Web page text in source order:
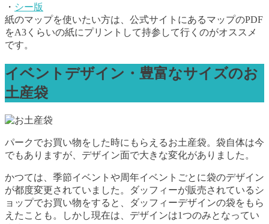
・ シー版
紙のマップを使いたい方は、公式サイトにあるマップのPDF
をA3くらいの紙にプリントして持参して行くのがオススメ
です。
イベントデザイン・豊富なサイズのお
土産袋
パークでお買い物をした時にもらえるお土産袋。袋自体は今
でもありますが、デザイン面で大きな変化がありました。
かつては、季節イベントや周年イベントごとに袋のデザイン
が都度変更されていました。ダッフィーが販売されているシ
ョップでお買い物をすると、ダッフィーデザインの袋をもら
えたことも。しかし現在は、デザインは1つのみとなってい